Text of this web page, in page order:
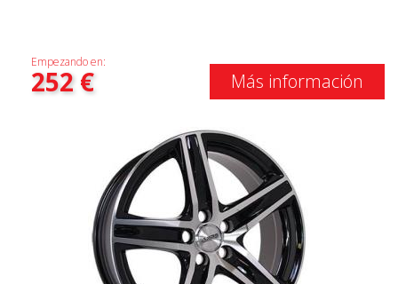
Empezando en:
252€ Más información